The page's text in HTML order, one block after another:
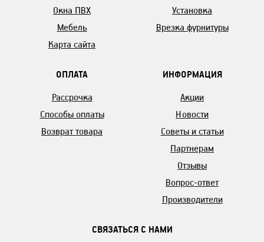
Окна ПВХ
Мебель
Карта сайта
Установка
Врезка фурнитуры
ОПЛАТА
Рассрочка
Способы оплаты
Возврат товара
ИНФОРМАЦИЯ
Акции
Новости
Советы и статьи
Партнерам
Отзывы
Вопрос-ответ
Производители
СВЯЗАТЬСЯ С НАМИ